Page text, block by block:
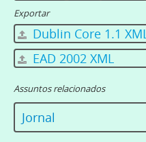
Exportar
Dublin Core 1.1 XML
EAD 2002 XML
Assuntos relacionados
Jornal